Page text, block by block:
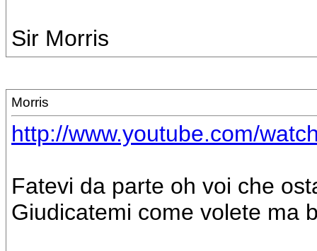
Sir Morris
Morris
http://www.youtube.com/
Fatevi da parte oh voi che
Giudicatemi come volete ma